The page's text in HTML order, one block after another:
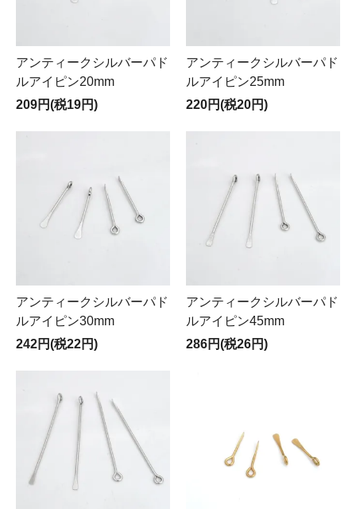
アンティークシルバーパド
ルアイピン20mm
209円(税19円)
アンティークシルバーパド
ルアイピン25mm
220円(税20円)
アンティークシルバーパド
ルアイピン30mm
242円(税22円)
アンティークシルバーパド
ルアイピン45mm
286円(税26円)